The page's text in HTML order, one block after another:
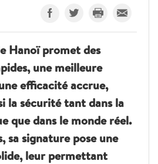
Hanoï promet des
une meilleure
efficacité accrue,
la sécurité tant dans la
que dans le monde réel.
sa signature pose une
leur permettant